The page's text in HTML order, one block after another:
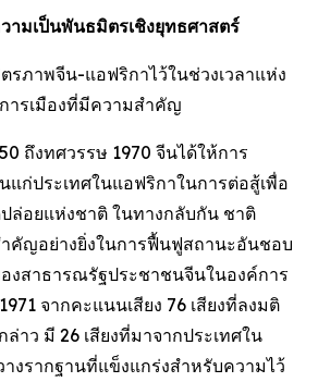
มเป็นพันธมิตรเชิงยุทธศาสตร์
รภาพจีน-แอฟริกาไว้ในช่วงเวลาแห่ง
ารเมืองที่มีความสำคัญ
ถึงทศวรรษ 1970 จีนได้ให้การ
ก่ประเทศในแอฟริกาในการต่อสู้เพื่อ
ล่อยแห่งชาติ ในทางกลับกัน ชาติ
คัญอย่างยิ่งในการฟื้นฟูสถานะอันชอบ
งสาธารณรัฐประชาชนจีนในองค์การ
จากคะแนนเสียง 76 เสียงที่ลงมติ
าว มี 26 เสียงที่มาจากประเทศใน
างรากฐานที่แข็งแกร่งสำหรับความไว้